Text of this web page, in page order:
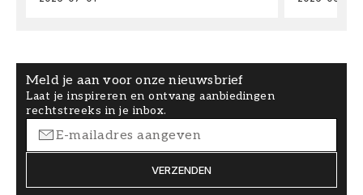
Meld je aan voor onze nieuwsbrief
Laat je inspireren en ontvang aanbiedingen
rechtstreeks in je inbox.
VERZENDEN